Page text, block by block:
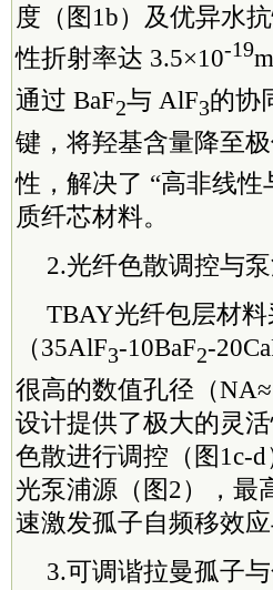
度（图1b）及优异水
性折射率达 3.5×10-19m
通过 BaF2与 AlF3的协
键，将羟基含量降至
性，解决了 “高非线
质纤芯材料。
2.光纤色散调控与
TBAY光纤包层材
（35AlF3-10BaF2-
很高的数值孔径（
设计提供了极大的灵
色散进行调控（图1c-
光泵浦源（图2），最
速激发孤子自频移效应
3.可调谐拉曼孤子